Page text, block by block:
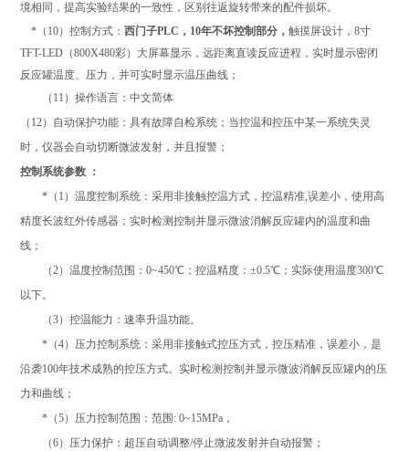
境相同，提高实验结果的一致性，区别往返旋转带来的配件损坏。
* （ 10）控制方式：西门子PLC ， 10年不坏控制部分，触摸屏设计 ，8寸
TFT-LED （800X480彩） 大屏幕显示，远距离直读反应进程 ，实时显示密闭
反应罐温度、压力，并可实时显示温压曲线 ；
（ 11 ）操作语言：中文简体
（ 12） 自动保护功能：具有故障自检系统 ； 当控温和控压中某一系统失灵
时，仪器会自动切断微波发射，并且报警；
控制系统参数 ：
* （ 1 ）温度控制系统：采用非接触控温方式，控温精准,误差小，使用高
精度长波红外传感器；实时检测控制并显示微波消解反应罐内的温度和曲
线 ；
（2）温度控制范围：0~450℃ ；控温精度：±0.5℃ ；实际使用温度300℃
以下。
（3）控温能力：速率升温功能。
* （4）压力控制系统：采用非接触式控压方式，控压精准，误差小，是
沿袭100年技术成熟的控压方式。实时检测控制并显示微波消解反应罐内的压
力和曲线 ；
* （5）压力控制范围：范围 : 0~15MPa ，
（6） 压力保护： 超压自动调整/停止微波发射并自动报警 ；